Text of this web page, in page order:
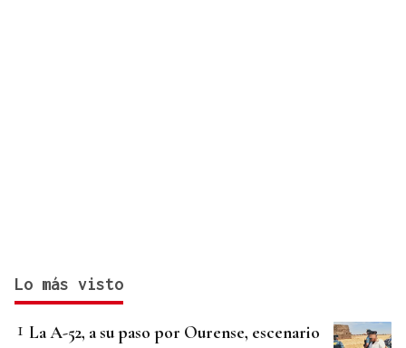
Lo más visto
La A-52, a su paso por Ourense, escenario